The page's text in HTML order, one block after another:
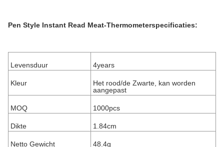
Pen Style Instant Read Meat-Thermometerspecificaties:
Levensduur 4years
Kleur
Het rood/de Zwarte, kan worden
aangepast
MOQ 1000pcs
Dikte 1.84cm
Netto Gewicht 48.4g